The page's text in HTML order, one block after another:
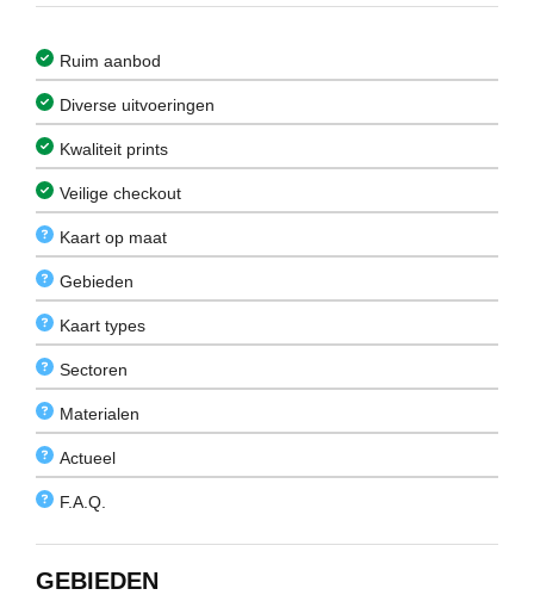
Ruim aanbod
Diverse uitvoeringen
Kwaliteit prints
Veilige checkout
Kaart op maat
Gebieden
Kaart types
Sectoren
Materialen
Actueel
F.A.Q.
GEBIEDEN